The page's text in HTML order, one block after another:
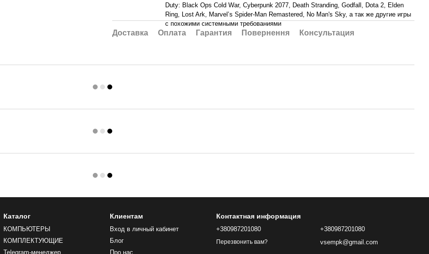
Duty: Black Ops Cold War, Cyberpunk 2077, Death Stranding, Godfall, Dota 2, Elden
Ring, Lost Ark, Marvel’s Spider-Man Remastered, No Man's Sky, а так же другие игры
с похожими системными требованиями
Доставка Оплата Гарантия Повернення Консультация
Каталог
КОМПЬЮТЕРЫ
КОМПЛЕКТУЮЩИЕ
Telegram-менеджер
Клиентам
Вход в личный кабинет
Блог
Про нас
Контактная информация
+380987201080
Перезвонить вам?
+380987201080
vsempk@gmail.com